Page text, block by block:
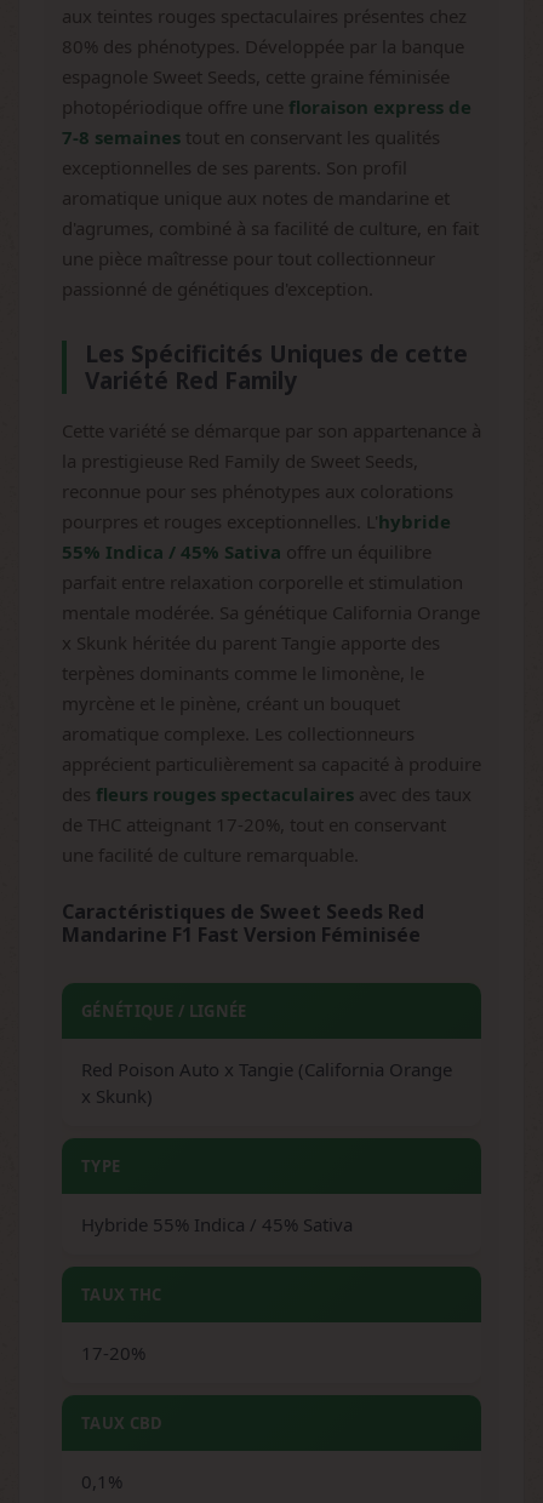
aux teintes rouges spectaculaires présentes chez
80% des phénotypes. Développée par la banque
espagnole Sweet Seeds, cette graine féminisée
photopériodique offre une floraison express de
7-8 semaines tout en conservant les qualités
exceptionnelles de ses parents. Son profil
aromatique unique aux notes de mandarine et
d'agrumes, combiné à sa facilité de culture, en fait
une pièce maîtresse pour tout collectionneur
passionné de génétiques d'exception.
Les Spécificités Uniques de cette
Variété Red Family
Cette variété se démarque par son appartenance à
la prestigieuse Red Family de Sweet Seeds,
reconnue pour ses phénotypes aux colorations
pourpres et rouges exceptionnelles. L'hybride
55% Indica / 45% Sativa offre un équilibre
parfait entre relaxation corporelle et stimulation
mentale modérée. Sa génétique California Orange
x Skunk héritée du parent Tangie apporte des
terpènes dominants comme le limonène, le
myrcène et le pinène, créant un bouquet
aromatique complexe. Les collectionneurs
apprécient particulièrement sa capacité à produire
des fleurs rouges spectaculaires avec des taux
de THC atteignant 17-20%, tout en conservant
une facilité de culture remarquable.
Caractéristiques de Sweet Seeds Red
Mandarine F1 Fast Version Féminisée
GÉNÉTIQUE / LIGNÉE
Red Poison Auto x Tangie (California Orange
x Skunk)
TYPE
Hybride 55% Indica / 45% Sativa
TAUX THC
17-20%
TAUX CBD
0,1%